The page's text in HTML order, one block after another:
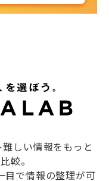
しい情報をもっと
較。
目で情報の整理が可